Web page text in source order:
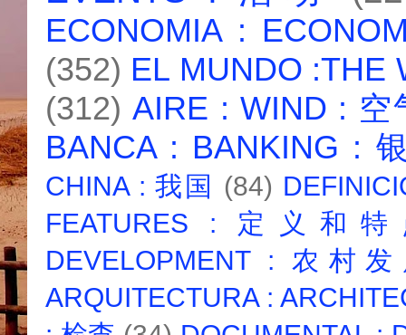
ECONOMIA :
(352) EL MUNDO :THE
(312) AIRE : WIND : 空
BANCA : BANKING :
CHINA : 我国 (84)
FEATURES : 定义和
DEVELOPMENT : 农村
ARQUITECTURA :